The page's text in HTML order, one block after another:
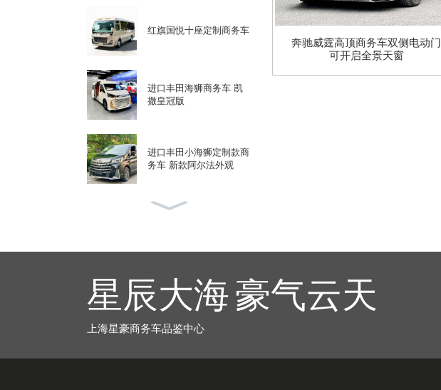
红旗国悦十座定制商务车
进口丰田海狮商务车 凯
撒皇冠版
进口丰田小海狮定制款商
务车 新款阿尔法外观
沃森威尔福特黑武士九座
T8商务车柴油版
制款商务用车
奔驰威霆高顶商务车双侧电动门
可开启全景天窗
星辰大海 豪气云天
上海星豪商务车品鉴中心